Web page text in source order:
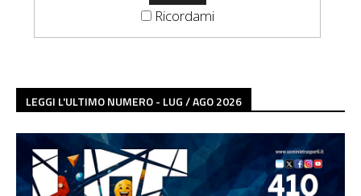
Ricordami
LEGGI L'ULTIMO NUMERO - LUG / AGO 2026